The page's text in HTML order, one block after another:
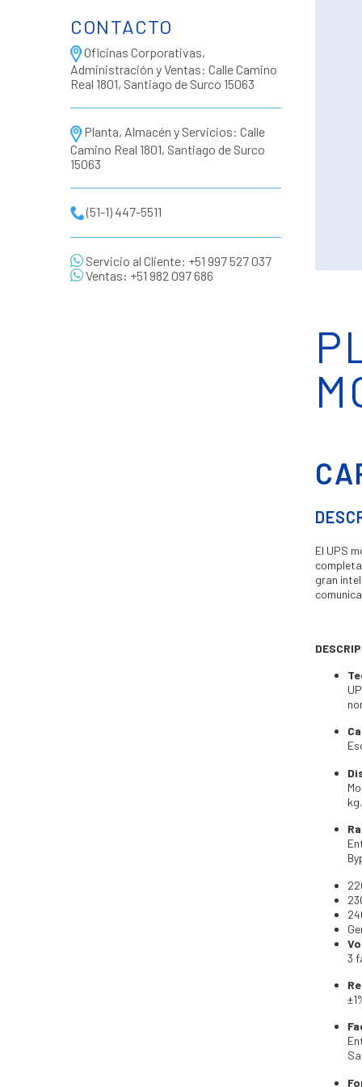
CONTACTO
Oficinas Corporativas,
Administración y Ventas: Calle Camino
Real 1801, Santiago de Surco 15063
Planta, Almacén y Servicios: Calle
Camino Real 1801, Santiago de Surco
15063
(51-1) 447-5511
Servicio al Cliente: +51 997 527 037
Ventas: +51 982 097 686
El UPS
gran
kg.
3